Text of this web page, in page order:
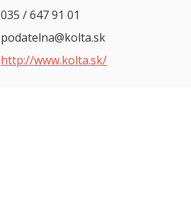
035 / 647 91 01
podatelna@kolta.sk
http://www.kolta.sk/